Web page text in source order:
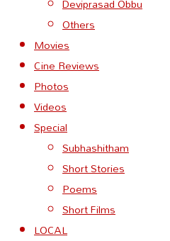
Others
Movies
Cine Reviews
Photos
Videos
Special
Subhashitham
Short Stories
Poems
Short Films
LOCAL